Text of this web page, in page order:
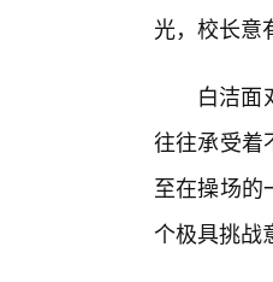
光，校长意
白洁面
往往承受着
至在操场的
个极具挑战